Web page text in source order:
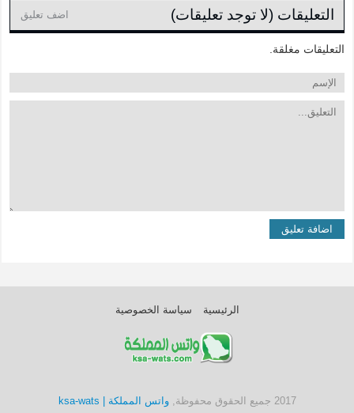
التعليقات (لا توجد تعليقات) اضف تعليق
التعليقات مغلقة.
الرئيسية سياسة الخصوصية
2017 جميع الحقوق محفوظة, واتس المملكة | ksa-wats